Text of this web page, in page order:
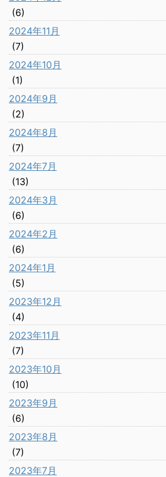
(6)
2024年11月
(7)
2024年10月
(1)
2024年9月
(2)
2024年8月
(7)
2024年7月
(13)
2024年3月
(6)
2024年2月
(6)
2024年1月
(5)
2023年12月
(4)
2023年11月
(7)
2023年10月
(10)
2023年9月
(6)
2023年8月
(7)
2023年7月